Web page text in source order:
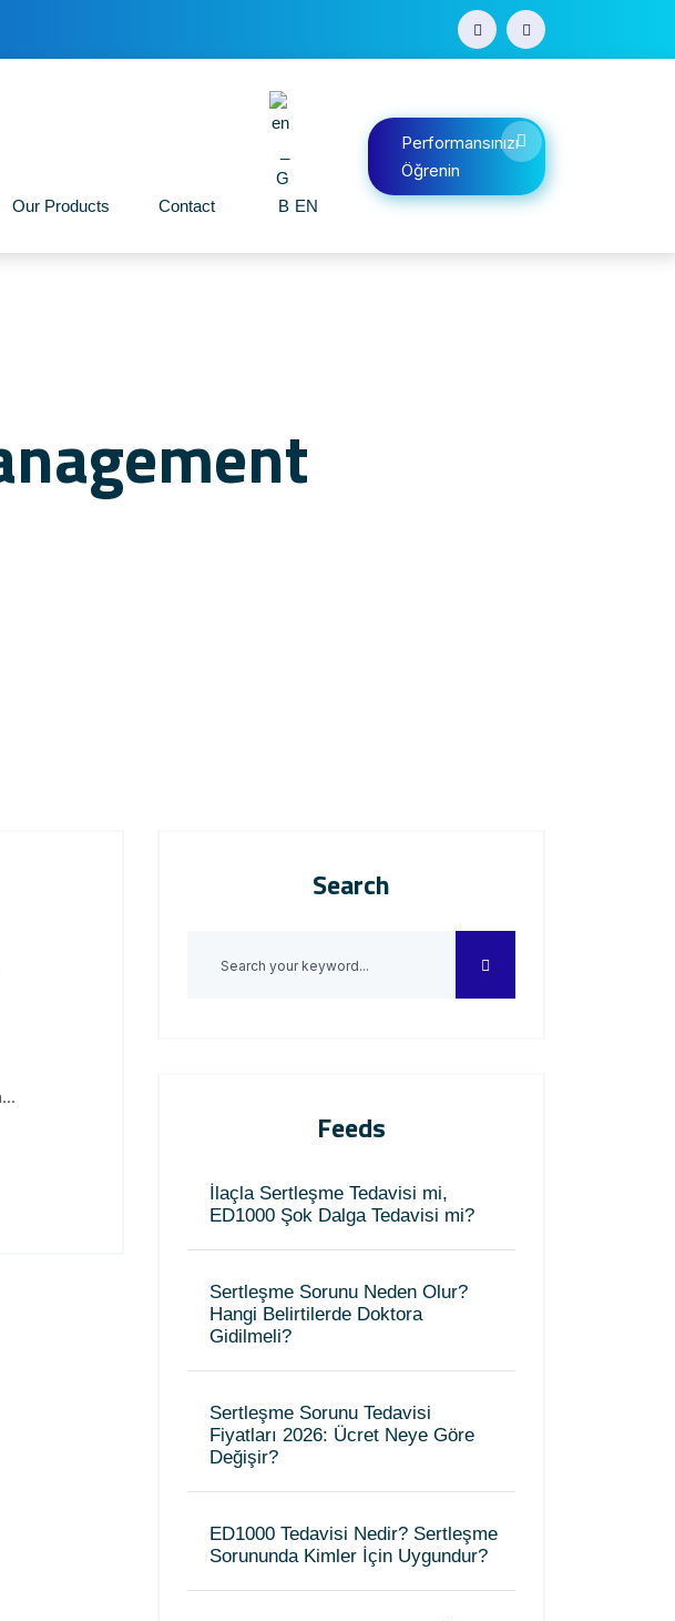
Our Products Contact EN
Performansınızı
Öğrenin
Search
Feeds
İlaçla Sertleşme Tedavisi mi,
ED1000 Şok Dalga Tedavisi mi?
Sertleşme Sorunu Neden Olur?
Hangi Belirtilerde Doktora
Gidilmeli?
Sertleşme Sorunu Tedavisi
Fiyatları 2026: Ücret Neye Göre
Değişir?
ED1000 Tedavisi Nedir? Sertleşme
Sorununda Kimler İçin Uygundur?